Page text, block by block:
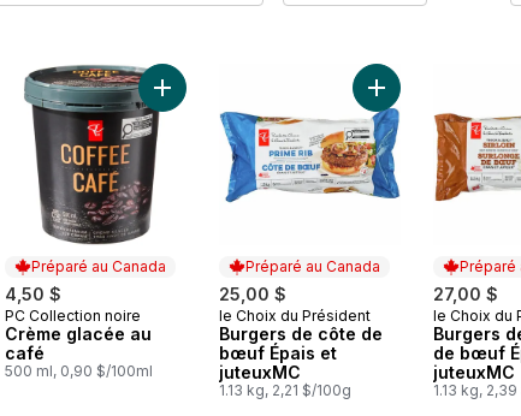
entièrement cuites au panier
Giuseppe pizza lève-au-four pepperoni au panier
Préparé au Canada
4,50 $
Préparé au Canada
PC Collection noire
Crème glacée au
café
500 ml, 0,90 $/100ml
Ajouter Crème glacée au café au panier
Préparé au Canada
25,00 $
Préparé au Canada
le Choix du Président
Burgers de côte de
bœuf Épais et
juteuxMC
1.13 kg, 2,21 $/100g
Ajouter Burgers
Préparé
27,00 $
Préparé
le Choix du
Burgers
de bœuf
juteuxMC
1.13 kg,